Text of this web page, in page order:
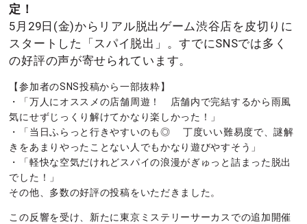
定！
5月29日(金)からリアル脱出ゲーム渋谷店を皮切りに
スタートした「スパイ脱出」。すでにSNSでは多く
の好評の声が寄せられています。
【参加者のSNS投稿から一部抜粋】
・「万人にオススメの店舗周遊！ 店舗内で完結するから雨風
気にせずじっくり解けてかなり楽しかった！」
・「当日ふらっと行きやすいのも◎ 丁度いい難易度で、謎解
きをあまりやったことない人でもかなり遊びやすそう」
・「軽快な空気だけれどスパイの浪漫がぎゅっと詰まった脱出
でした！」
その他、多数の好評の投稿をいただきました。
この反響を受け、新たに東京ミステリーサーカスでの追加開催